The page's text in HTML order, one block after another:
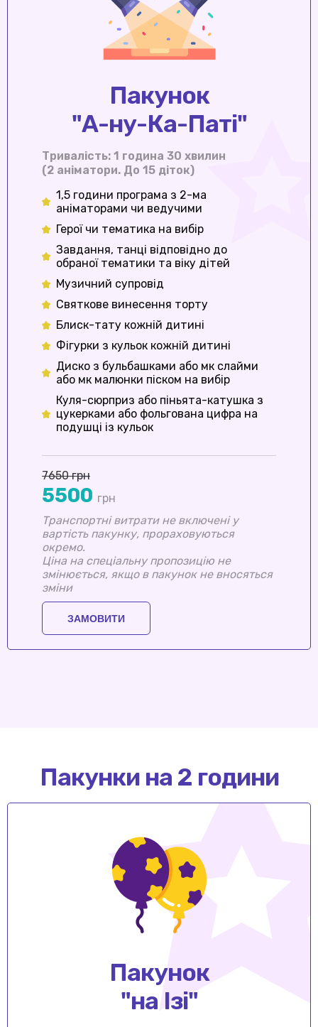
Пакунок
"А-ну-Ка-Паті"
Тривалість: 1 година 30 хвилин
(2 аніматори. До 15 діток)
1,5 години програма з 2-ма
аніматорами чи ведучими
Герої чи тематика на вибір
Завдання, танці відповідно до
обраної тематики та віку дітей
Музичний супровід
Святкове винесення торту
Блиск-тату кожній дитині
Фігурки з кульок кожній дитині
Диско з бульбашками або мк слайми
або мк малюнки піском на вибір
Куля-сюрприз або піньята-катушка з
цукерками або фольгована цифра на
подушці із кульок
7650 грн
5500 грн
Транспортні витрати не включені у
вартість пакунку, прораховуються
окремо.
Ціна на спеціальну пропозицію не
змінюється, якщо в пакунок не вносяться
зміни
ЗАМОВИТИ
Пакунки на 2 години
Пакунок
"на Ізі"